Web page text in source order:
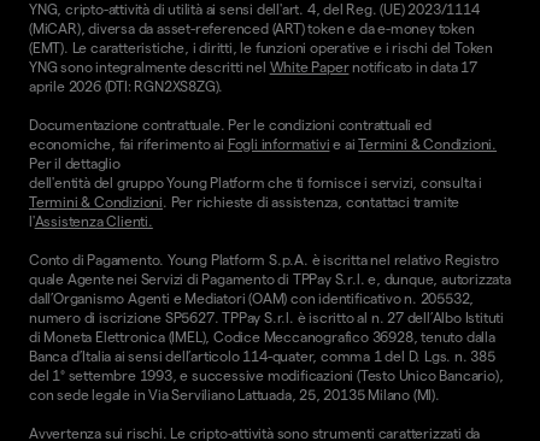
YNG, cripto-attività di utilità ai sensi dell'art. 4, del Reg. (UE) 2023/1114
(MiCAR), diversa da asset-referenced (ART) token e da e-money token
(EMT). Le caratteristiche, i diritti, le funzioni operative e i rischi del Token
YNG sono integralmente descritti nel White Papernotificato in data 17
aprile 2026 (DTI: RGN2XS8ZG).
Documentazione contrattuale. Per le condizioni contrattuali ed
economiche, fai riferimento ai Fogli informativi e aiTermini & Condizioni.
Per il dettaglio
dell'entità del gruppo Young Platform che ti fornisce i servizi, consulta i
Termini & Condizioni. Per richieste di assistenza, contattaci tramite
l'Assistenza Clienti.
Conto di Pagamento. Young Platform S.p.A. è iscritta nel relativo Registro
quale Agente nei Servizi di Pagamento di TPPay S.r.l. e, dunque, autorizzata
dall’Organismo Agenti e Mediatori (OAM) con identificativo n. 205532,
numero di iscrizione SP5627. TPPay S.r.l. è iscritto al n. 27 dell’Albo Istituti
di Moneta Elettronica (IMEL), Codice Meccanografico 36928, tenuto dalla
Banca d’Italia ai sensi dell’articolo 114-quater, comma 1 del D. Lgs. n. 385
del 1° settembre 1993, e successive modificazioni (Testo Unico Bancario),
con sede legale in Via Serviliano Lattuada, 25, 20135 Milano (MI).
Avvertenza sui rischi. Le cripto-attività sono strumenti caratterizzati da